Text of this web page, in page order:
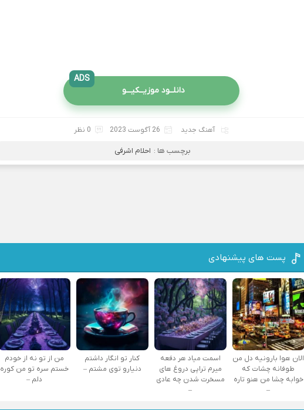
دانلــود موزیــکیـــو
ADS
آهنگ جدید 26 آگوست 2023 0 نظر
برچسب ها : احلام اشرفی
پست های پیشنهادی
الان هوا بارونیه دل من
طوفانه چشات که
خوابه چشا من هنو تاره
–
اسمت میاد هر دفعه
میرم تراپی دروغ‌ های
مسخرت شدن چه عادی
–
کنار تو انگار داشتم
دنیارو توی مشتم –
من از تو نه از خودم
خستم سره تو من کوره
دلم –